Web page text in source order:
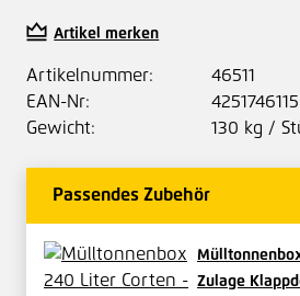
Artikel merken
Artikelnummer:
46511
EAN-Nr:
Gewicht:
130 kg /
Passendes Zubehör
Zulage